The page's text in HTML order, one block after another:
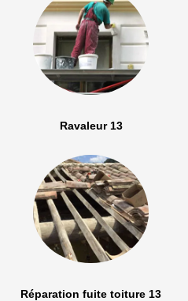
Ravaleur 13
Réparation fuite toiture 13